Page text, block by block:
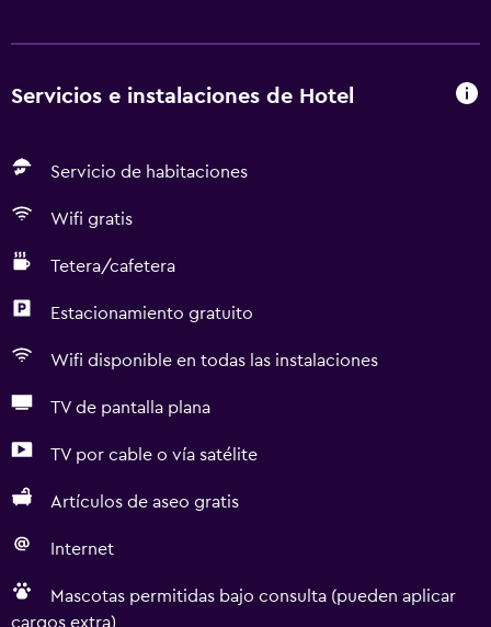
Servicios e instalaciones de Hotel
Servicio de habitaciones
Wifi gratis
Tetera/cafetera
Estacionamiento gratuito
Wifi disponible en todas las instalaciones
TV de pantalla plana
TV por cable o vía satélite
Artículos de aseo gratis
Internet
Mascotas permitidas bajo consulta (pueden aplicar
cargos extra)